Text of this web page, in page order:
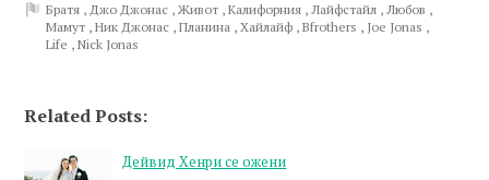
Братя , Джо Джонас ,Живот ,Калифорния ,Лайфстайл ,Любов ,
Мамут ,Ник Джонас ,Планина ,Хайлайф ,Bfrothers , Joe Jonas ,
Life ,Nick Jonas
Related Posts:
Дейвид Хенри се ожени